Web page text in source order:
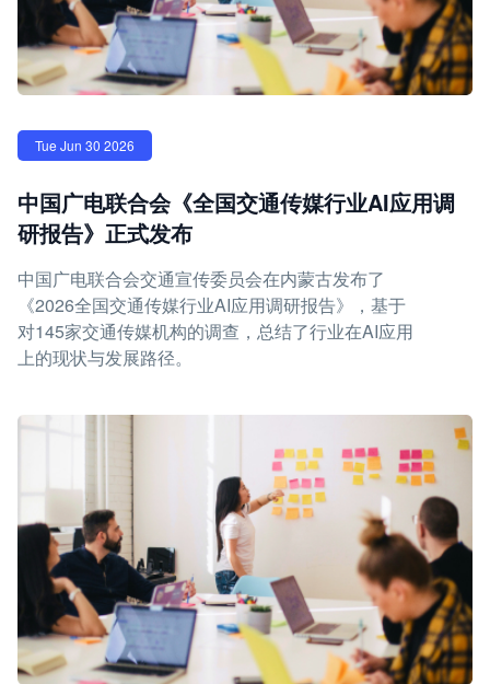
Tue Jun 30 2026
中国广电联合会《全国交通传媒行业AI应用调
研报告》正式发布
中国广电联合会交通宣传委员会在内蒙古发布了
《2026全国交通传媒行业AI应用调研报告》，基于
对145家交通传媒机构的调查，总结了行业在AI应用
上的现状与发展路径。